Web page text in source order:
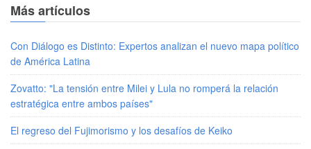
Más artículos
Con Diálogo es Distinto: Expertos analizan el nuevo mapa político
de América Latina
Zovatto: "La tensión entre Milei y Lula no romperá la relación
estratégica entre ambos países"
El regreso del Fujimorismo y los desafíos de Keiko